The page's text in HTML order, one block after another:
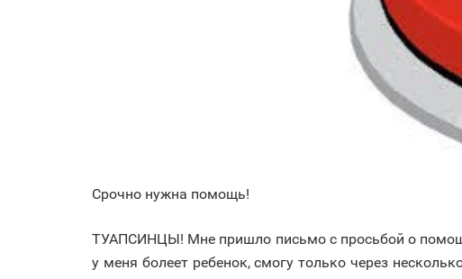
Срочно нужна помощь!
ТУАПСИНЦЫ! Мне пришло письмо с просьбой о
у меня болеет ребенок, смогу только через